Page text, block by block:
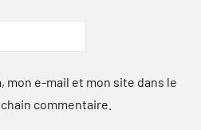
mon e-mail et mon site dans le
commentaire.